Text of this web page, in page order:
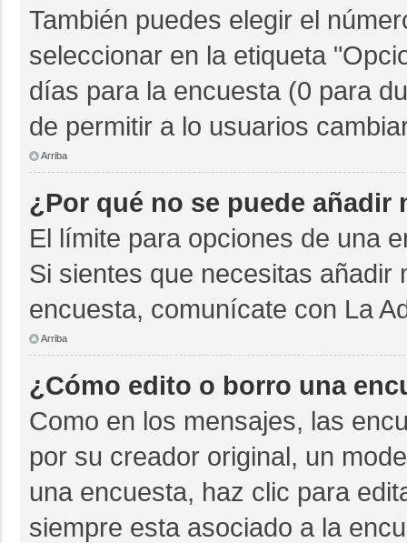
También puedes elegir el
seleccionar en la etiqueta
días para la encuesta (0 para
de permitir a lo usuarios
Arriba
¿Por qué no se puede añadir
El límite para opciones de una
Si sientes que necesitas añadir
encuesta, comunícate con La
Arriba
¿Cómo edito o borro una
Como en los mensajes, las
por su creador original, un
una encuesta, haz clic para
siempre esta asociado a la